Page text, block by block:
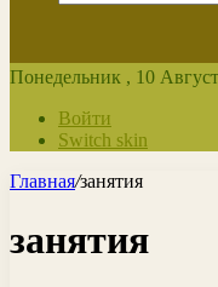
Понедельник , 10
Войти
Switch skin
Главная/занятия
занятия